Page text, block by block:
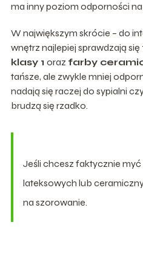
ma inny poziom odporności
W największym skrócie – do
wnętrz najlepiej sprawdzają się
klasy 1 oraz farby
tańsze, ale zwykle mniej
nadają się raczej do sypialni
brudzą się rzadko.
Jeśli chcesz faktycznie myć
lateksowych lub
na szorowanie.